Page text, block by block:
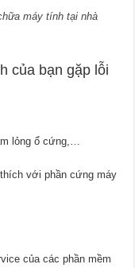
máy tính tại nhà
của bạn gặp lỗi
lỏng ổ cứng,…
với phần cứng máy
của các phần mềm